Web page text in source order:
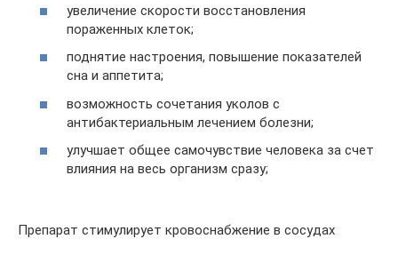
увеличение скорости восстановления
пораженных клеток;
поднятие настроения, повышение показателей
сна и аппетита;
возможность сочетания уколов с
антибактериальным лечением болезни;
улучшает общее самочувствие человека за счет
влияния на весь организм сразу;
Препарат стимулирует кровоснабжение в сосудах